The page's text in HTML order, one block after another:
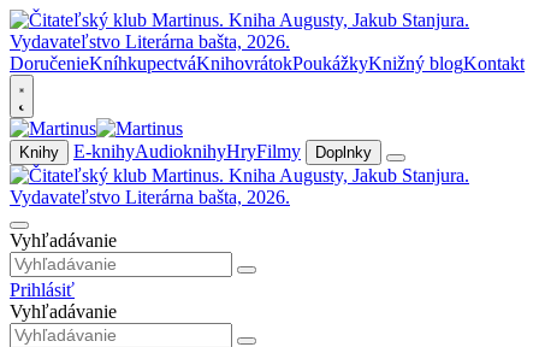
DoručenieKníhkupectváKnihovrátokPoukážkyKnižný blogKontakt
Knihy E-knihyAudioknihyHryFilmy Doplnky
Vyhľadávanie
Prihlásiť
Vyhľadávanie